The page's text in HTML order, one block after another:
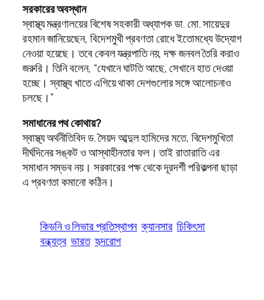
সরকারের অবস্থান
স্বাস্থ্য মন্ত্রণালয়ের বিশেষ সহকারী অধ্যাপক ডা. মো. সায়েদুর
রহমান জানিয়েছেন, বিদেশমুখী প্রবণতা রোধে ইতোমধ্যে উদ্যোগ
নেওয়া হয়েছে। তবে কেবল যন্ত্রপাতি নয়, দক্ষ জনবল তৈরি করাও
জরুরি। তিনি বলেন, “যেখানে ঘাটতি আছে, সেখানে হাত দেওয়া
হচ্ছে। স্বাস্থ্য খাতে এগিয়ে থাকা দেশগুলোর সঙ্গে আলোচনাও
চলছে।”
সমাধানের পথ কোথায়?
স্বাস্থ্য অর্থনীতিবিদ ড. সৈয়দ আব্দুল হামিদের মতে, বিদেশমুখিতা
দীর্ঘদিনের সঙ্কট ও আস্থাহীনতার ফল। তাই রাতারাতি এর
সমাধান সম্ভব নয়। সরকারের পক্ষ থেকে দূরদর্শী পরিকল্পনা ছাড়া
এ প্রবণতা কমানো কঠিন।
কিডনি ও লিভার প্রতিস্থাপন ক্যানসার চিকিৎসা
বন্ধ্যত্ব ভারত হৃদরোগ